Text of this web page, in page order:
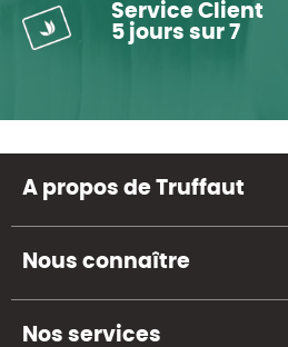
Service Client
5 jours sur 7
A propos de Truffaut
Nous connaître
Nos services